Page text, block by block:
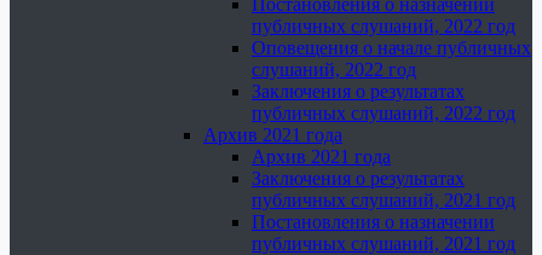
Постановления о назначении
публичных слушаний, 2022 год
Оповещения о начале публичных
слушаний, 2022 год
Заключения о результатах
публичных слушаний, 2022 год
Архив 2021 года
Архив 2021 года
Заключения о результатах
публичных слушаний, 2021 год
Постановления о назначении
публичных слушаний, 2021 год